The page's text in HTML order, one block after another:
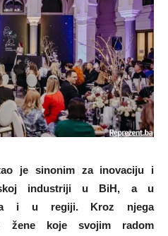
je sinonim za inovaciju i
industriji u BiH, a u
i u regiji. Kroz njega
žene koje svojim radom